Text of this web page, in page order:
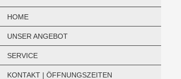
HOME
UNSER ANGEBOT
SERVICE
KONTAKT | ÖFFNUNGSZEITEN